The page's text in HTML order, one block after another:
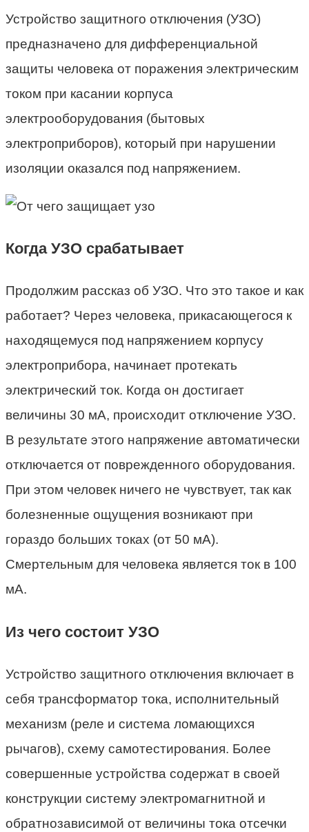
Устройство защитного отключения (УЗО)
предназначено для дифференциальной
защиты человека от поражения электрическим
током при касании корпуса
электрооборудования (бытовых
электроприборов), который при нарушении
изоляции оказался под напряжением.
Когда УЗО срабатывает
Продолжим рассказ об УЗО. Что это такое и как
работает? Через человека, прикасающегося к
находящемуся под напряжением корпусу
электроприбора, начинает протекать
электрический ток. Когда он достигает
величины 30 мА, происходит отключение УЗО.
В результате этого напряжение автоматически
отключается от поврежденного оборудования.
При этом человек ничего не чувствует, так как
болезненные ощущения возникают при
гораздо больших токах (от 50 мА).
Смертельным для человека является ток в 100
мА.
Из чего состоит УЗО
Устройство защитного отключения включает в
себя трансформатор тока, исполнительный
механизм (реле и система ломающихся
рычагов), схему самотестирования. Более
совершенные устройства содержат в своей
конструкции систему электромагнитной и
обратнозависимой от величины тока отсечки